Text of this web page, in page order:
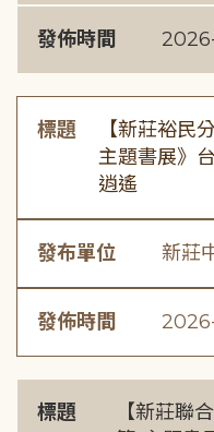
發佈時間
標題
【新莊裕民
主題書展》
逍遙
發布單位 新莊
發佈時間
標題
【新莊聯